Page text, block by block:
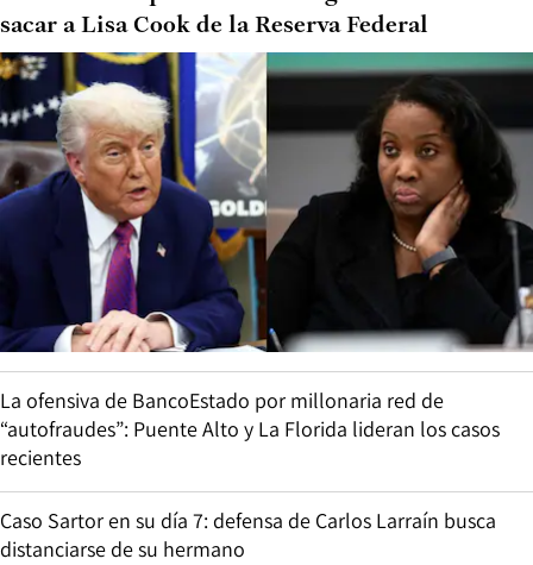
sacar a Lisa Cook de la Reserva Federal
La ofensiva de BancoEstado por millonaria red de
“autofraudes”: Puente Alto y La Florida lideran los casos
recientes
Caso Sartor en su día 7: defensa de Carlos Larraín busca
distanciarse de su hermano